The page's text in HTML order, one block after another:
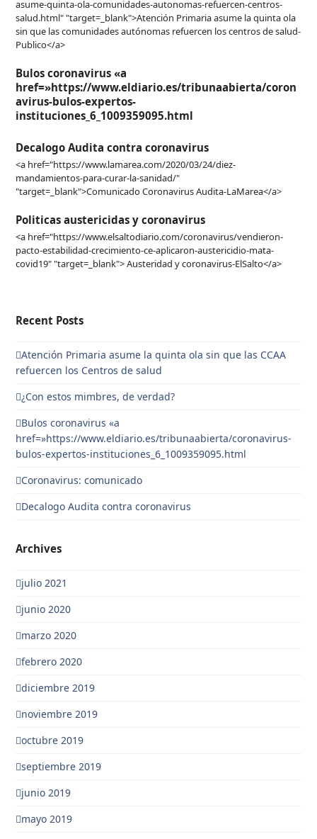
asume-quinta-ola-comunidades-autonomas-refuercen-centros-
salud.html" "target=_blank">Atención Primaria asume la quinta ola
sin que las comunidades autónomas refuercen los centros de salud-
Publico</a>
Bulos coronavirus «a
href=»https://www.eldiario.es/tribunaabierta/coron
avirus-bulos-expertos-
instituciones_6_1009359095.html
Decalogo Audita contra coronavirus
<a href="https://www.lamarea.com/2020/03/24/diez-
mandamientos-para-curar-la-sanidad/"
"target=_blank">Comunicado Coronavirus Audita-LaMarea</a>
Politicas austericidas y coronavirus
<a href="https://www.elsaltodiario.com/coronavirus/vendieron-
pacto-estabilidad-crecimiento-ce-aplicaron-austericidio-mata-
covid19" "target=_blank"> Austeridad y coronavirus-ElSalto</a>
Recent Posts
Atención Primaria asume la quinta ola sin que las CCAA
refuercen los Centros de salud
¿Con estos mimbres, de verdad?
Bulos coronavirus «a
href=»https://www.eldiario.es/tribunaabierta/coronavirus-
bulos-expertos-instituciones_6_1009359095.html
Coronavirus: comunicado
Decalogo Audita contra coronavirus
Archives
julio 2021
junio 2020
marzo 2020
febrero 2020
diciembre 2019
noviembre 2019
octubre 2019
septiembre 2019
junio 2019
mayo 2019